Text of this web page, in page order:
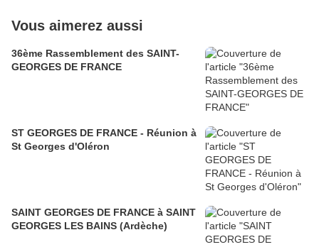
Vous aimerez aussi
36ème Rassemblement des SAINT-
GEORGES DE FRANCE
ST GEORGES DE FRANCE - Réunion à
St Georges d'Oléron
SAINT GEORGES DE FRANCE à SAINT
GEORGES LES BAINS (Ardèche)